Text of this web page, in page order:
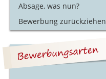
Absage, was nun?
Bewerbung zurückziehen